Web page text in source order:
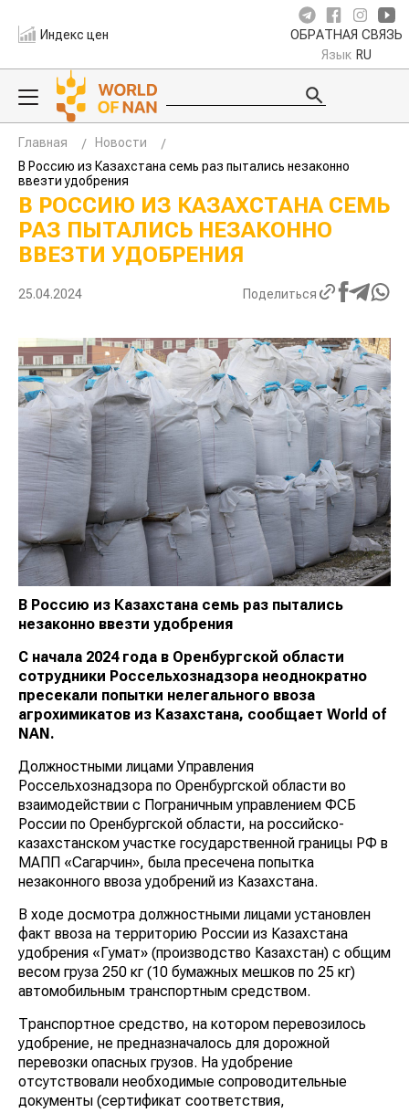
Индекс цен ОБРАТНАЯ СВЯЗЬ
Язык RU
Главная
Новости
В Россию из Казахстана семь раз пытались незаконно
ввезти удобрения
В РОССИЮ ИЗ КАЗАХСТАНА СЕМЬ
РАЗ ПЫТАЛИСЬ НЕЗАКОННО
ВВЕЗТИ УДОБРЕНИЯ
25.04.2024 Поделиться
В Россию из Казахстана семь раз пытались
незаконно ввезти удобрения
С начала 2024 года в Оренбургской области
сотрудники Россельхознадзора неоднократно
пресекали попытки нелегального ввоза
агрохимикатов из Казахстана, сообщает World of
NAN.
Должностными лицами Управления
Россельхознадзора по Оренбургской области во
взаимодействии с Пограничным управлением ФСБ
России по Оренбургской области, на российско-
казахстанском участке государственной границы РФ в
МАПП «Сагарчин», была пресечена попытка
незаконного ввоза удобрений из Казахстана.
В ходе досмотра должностными лицами установлен
факт ввоза на территорию России из Казахстана
удобрения «Гумат» (производство Казахстан) с общим
весом груза 250 кг (10 бумажных мешков по 25 кг)
автомобильным транспортным средством.
Транспортное средство, на котором перевозилось
удобрение, не предназначалось для дорожной
перевозки опасных грузов. На удобрение
отсутствовали необходимые сопроводительные
документы (сертификат соответствия,